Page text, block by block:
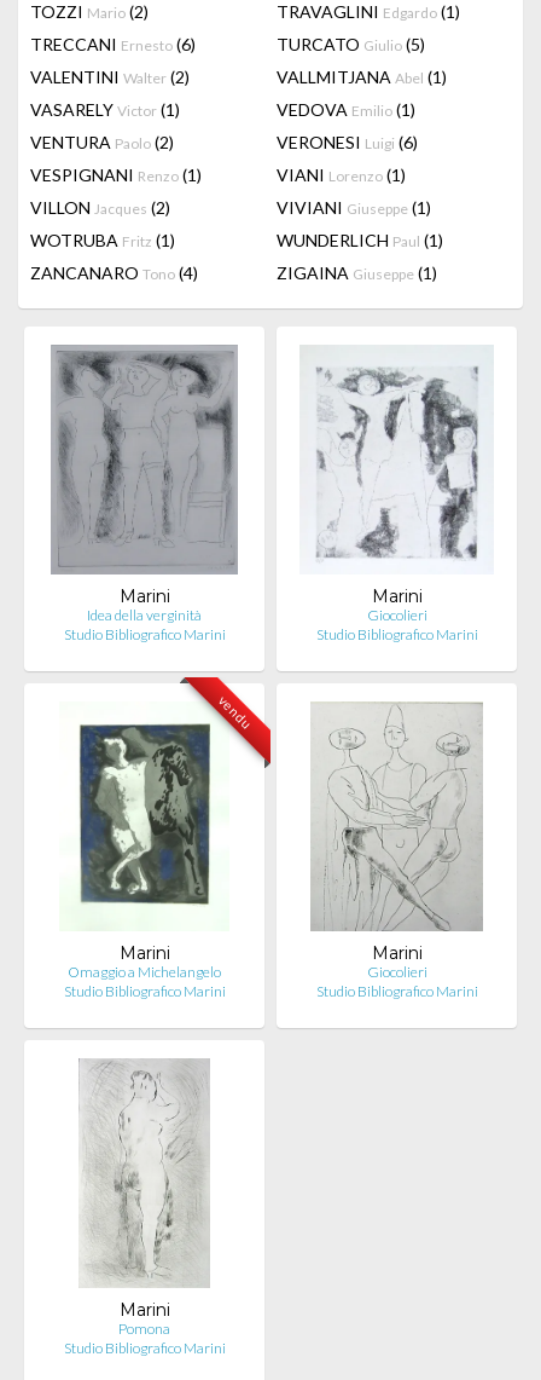
TOZZI Mario (2) TRAVAGLINI Edgardo (1)
TRECCANI Ernesto (6) TURCATO Giulio (5)
VALENTINI Walter (2) VALLMITJANA Abel (1)
VASARELY Victor (1) VEDOVA Emilio (1)
VENTURA Paolo (2) VERONESI Luigi (6)
VESPIGNANI Renzo (1) VIANI Lorenzo (1)
VILLON Jacques (2) VIVIANI Giuseppe (1)
WOTRUBA Fritz (1) WUNDERLICH Paul (1)
ZANCANARO Tono (4) ZIGAINA Giuseppe (1)
Marini
Idea della verginità
Studio Bibliografico Marini
Marini
Giocolieri
Studio Bibliografico Marini
vendu
Marini
Omaggio a Michelangelo
Studio Bibliografico Marini
Marini
Giocolieri
Studio Bibliografico Marini
Marini
Pomona
Studio Bibliografico Marini